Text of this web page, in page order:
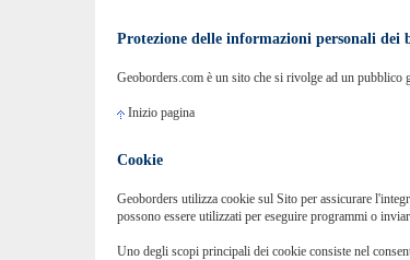
Protezione delle informazioni personali dei
Geoborders.com è un sito che si rivolge ad un pubblico
Inizio pagina
Cookie
Geoborders utilizza cookie sul Sito per assicurare
possono essere utilizzati per eseguire programmi o
Uno degli scopi principali dei cookie consiste nel